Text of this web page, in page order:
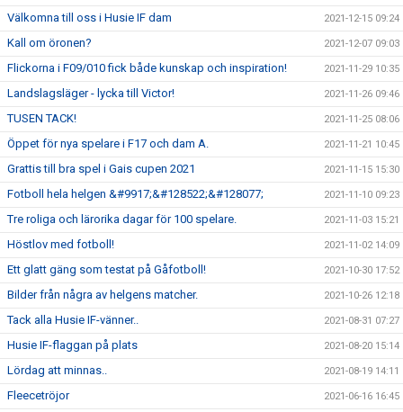
Välkomna till oss i Husie IF dam 2021-12-15 09:24
Kall om öronen? 2021-12-07 09:03
Flickorna i F09/010 fick både kunskap och inspiration! 2021-11-29 10:35
Landslagsläger - lycka till Victor! 2021-11-26 09:46
TUSEN TACK! 2021-11-25 08:06
Öppet för nya spelare i F17 och dam A. 2021-11-21 10:45
Grattis till bra spel i Gais cupen 2021 2021-11-15 15:30
Fotboll hela helgen &#9917;&#128522;&#128077; 2021-11-10 09:23
Tre roliga och lärorika dagar för 100 spelare. 2021-11-03 15:21
Höstlov med fotboll! 2021-11-02 14:09
Ett glatt gäng som testat på Gåfotboll! 2021-10-30 17:52
Bilder från några av helgens matcher. 2021-10-26 12:18
Tack alla Husie IF-vänner.. 2021-08-31 07:27
Husie IF-flaggan på plats 2021-08-20 15:14
Lördag att minnas.. 2021-08-19 14:11
Fleecetröjor 2021-06-16 16:45